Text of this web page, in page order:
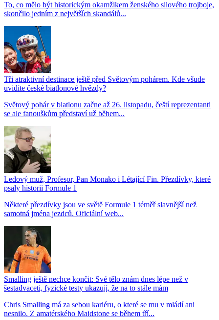
To, co mělo být historickým okamžikem ženského silového trojboje,
skončilo jedním z největších skandálů...
Tři atraktivní destinace ještě před Světovým pohárem. Kde všude
uvidíte české biatlonové hvězdy?
Světový pohár v biatlonu začne až 26. listopadu, čeští reprezentanti
se ale fanouškům představí už během...
Ledový muž, Profesor, Pan Monako i Létající Fin. Přezdívky, které
psaly historii Formule 1
Některé přezdívky jsou ve světě Formule 1 téměř slavnější než
samotná jména jezdců. Oficiální web...
Smalling ještě nechce končit: Své tělo znám dnes lépe než v
šestadvaceti, fyzické testy ukazují, že na to stále mám
Chris Smalling má za sebou kariéru, o které se mu v mládí ani
nesnilo. Z amatérského Maidstone se během tří...